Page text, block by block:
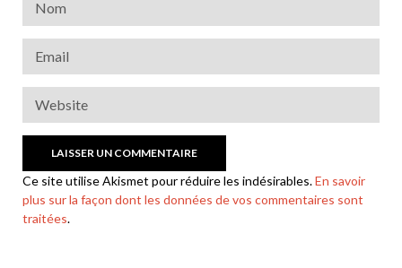
Ce site utilise Akismet pour réduire les indésirables.En savoir
plus sur la façon dont les données de vos commentaires sont
traitées.